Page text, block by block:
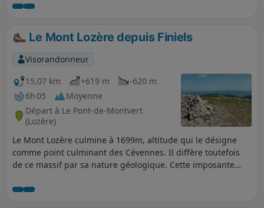
patrimoine et histoire locale.
Le Mont Lozère depuis Finiels
Visorandonneur
15,07 km
+619 m
-620 m
6h 05
Moyenne
Départ à Le Pont-de-Montvert
(Lozère)
Le Mont Lozère culmine à 1699m, altitude qui le désigne
comme point culminant des Cévennes. Il diffère toutefois
de ce massif par sa nature géologique. Cette imposante
Cévennes, et annonce les hauts plateaux du Sud de